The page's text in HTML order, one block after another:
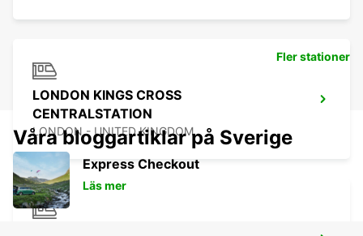
LONDON KINGS CROSS
CENTRALSTATION
LONDON - UNITED KINGDOM
Fler stationer
Våra bloggartiklar på Sverige
Express Checkout
Läs mer